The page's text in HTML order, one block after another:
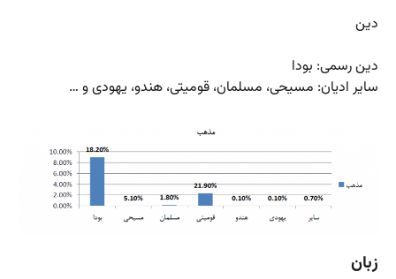
دین
دین رسمی: بودا
سایر ادیان: مسیحی، مسلمان، قومیتی، هندو، یهودی و …
زبان